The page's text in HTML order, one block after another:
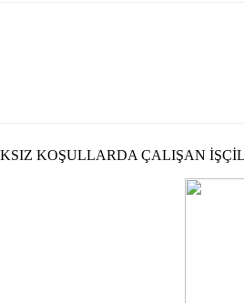
KOŞULLARDA ÇALIŞAN